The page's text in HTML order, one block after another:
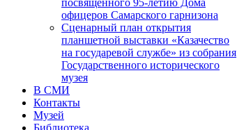
посвященного 95-летию Дома
офицеров Самарского гарнизона
Сценарный план открытия
планшетной выставки «Казачество
на государевой службе» из собрания
Государственного исторического
музея
В СМИ
Контакты
Музей
Библиотека